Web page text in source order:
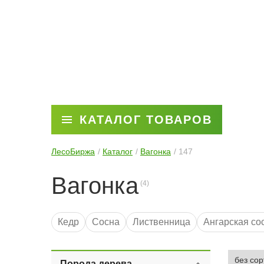
КАТАЛОГ ТОВАРОВ
ЛесоБиржа Каталог Вагонка 147
Вагонка
Кедр Сосна Лиственница Ангарская